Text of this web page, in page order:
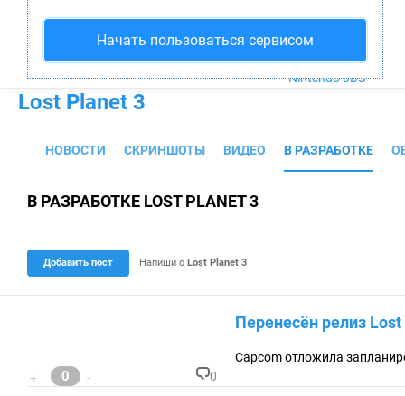
Начать пользоваться сервисом
Wii U
PS4
Xbox One
Nintendo 3DS
Lost Planet 3
НОВОСТИ СКРИНШОТЫ ВИДЕО В РАЗРАБОТКЕ
В РАЗРАБОТКЕ LOST PLANET 3
Добавить пост Напиши о Lost Planet 3
Перенесён релиз
Capcom отложила
+
0 -
К
0